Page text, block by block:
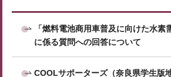
「燃料電池商用車普及に向けた水素
に係る質問への回答について
COOLサポーターズ（奈良県学生版